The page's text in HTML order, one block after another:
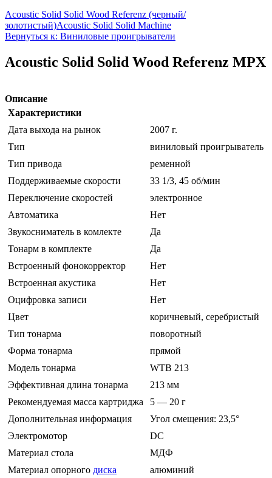
Acoustic Solid Solid Wood Referenz (черный/
золотистый)Acoustic Solid Solid Machine
Вернуться к: Виниловые проигрыватели
Acoustic Solid Solid Wood Referenz MPX
Описание
Характеристики
Дата выхода на рынок
2007 г.
Тип
виниловый проигрыватель
Тип привода
ременной
Поддерживаемые скорости
33 1/3, 45 об/мин
Переключение скоростей
электронное
Автоматика
Нет
Звукосниматель в комлекте
Да
Тонарм в комплекте
Да
Встроенный фонокорректор
Нет
Встроенная акустика
Нет
Оцифровка записи
Нет
Цвет
коричневый, серебристый
Тип тонарма
поворотный
Форма тонарма
прямой
Модель тонарма
WTB 213
Эффективная длина тонарма
213 мм
Рекомендуемая масса картриджа
5 — 20 г
Дополнительная информация
Угол смещения: 23,5°
Электромотор
DC
Материал стола
МДФ
Материал опорного диска алюминий